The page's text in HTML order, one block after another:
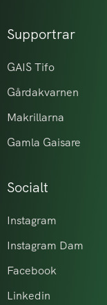
Supportrar
GAIS Tifo
Gårdakvarnen
Makrillarna
Gamla Gaisare
Socialt
Instagram
Instagram Dam
Facebook
Linkedin